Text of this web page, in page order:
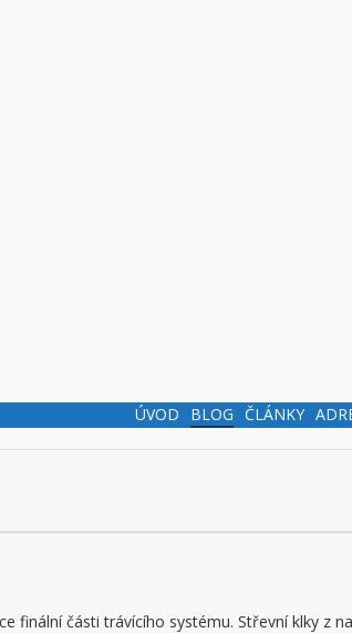
ÚVOD BLOG ČLÁNKY
finální části trávícího systému. Střevní klky z